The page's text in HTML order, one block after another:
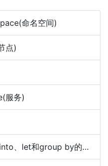
命名空间)
点)
服务)
、let和group by的使用